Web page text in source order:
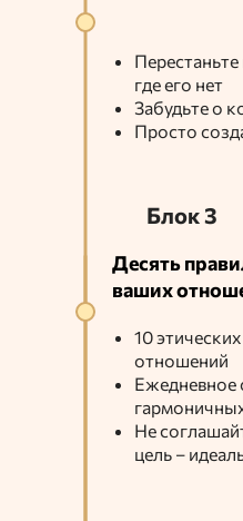
Перестаньте
где его нет
Забудьте о
Просто
Блок 3
10
отношений
Ежедневное
Не
цель –
Десять
ваших